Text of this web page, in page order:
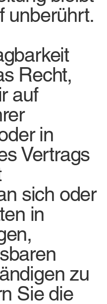
unberührt.
Recht,
auf
in
Vertrags
sich oder
in
zu
Sie die